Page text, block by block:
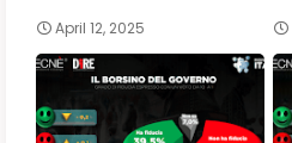
April 12, 2025